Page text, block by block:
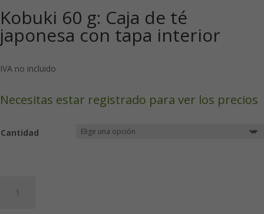
Kobuki 60 g: Caja de té
japonesa con tapa interior
IVA no incluido
Necesitas estar registrado para ver los precios
Cantidad